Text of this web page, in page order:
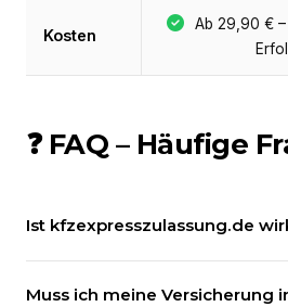
Kosten
Ab 29,90 €
❓ FAQ – Häufige
Ist kfzexpresszulassung.de
Muss ich meine Versicherung